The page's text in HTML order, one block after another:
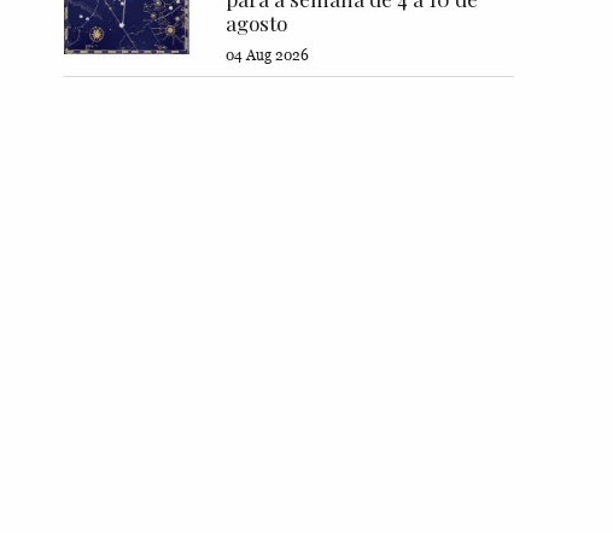
agosto
04 Aug 2026